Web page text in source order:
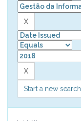
Start a new search